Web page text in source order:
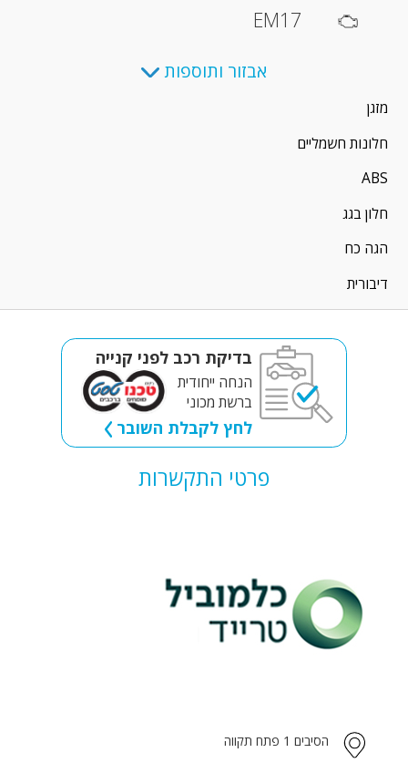
EM17
אבזור ותוספות
מזגן
חלונות חשמליים
ABS
חלון בגג
הגה כח
דיבורית
בדיקת רכב לפני קנייה
הנחה ייחודית
ברשת מכוני
לחץ לקבלת השובר
פרטי התקשרות
הסיבים 1 פתח תקווה